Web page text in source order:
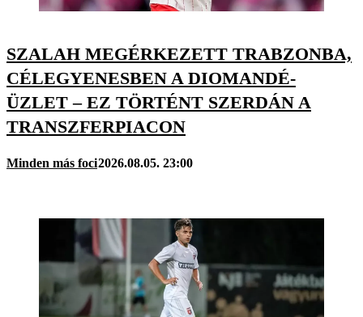
SZALAH MEGÉRKEZETT TRABZONBA,
CÉLEGYENESBEN A DIOMANDÉ-
ÜZLET – EZ TÖRTÉNT SZERDÁN A
TRANSZFERPIACON
Minden más foci2026.08.05. 23:00